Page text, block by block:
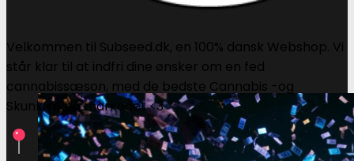
Velkommen til Subseed.dk, en 100% dansk Webshop. Vi
står klar til at indfri dine ønsker om en fed
cannabissæson, med de bedste Cannabis -og
Skunkfrø på markedet <3